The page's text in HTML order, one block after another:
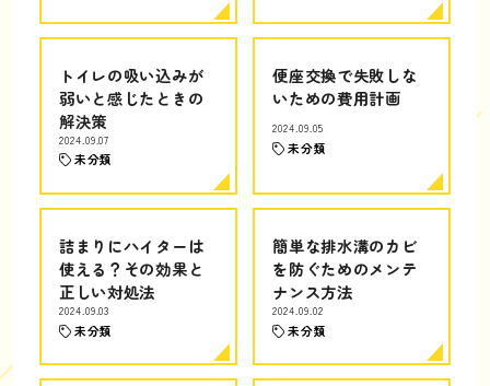
トイレの吸い込みが
弱いと感じたときの
解決策
2024.09.07
未分類
便座交換で失敗しな
いための費用計画
2024.09.05
未分類
詰まりにハイターは
使える？その効果と
正しい対処法
2024.09.03
未分類
簡単な排水溝のカビ
を防ぐためのメンテ
ナンス方法
2024.09.02
未分類